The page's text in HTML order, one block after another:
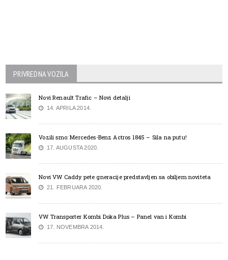
PRIVREDNA VOZILA
Novi Renault Trafic – Novi detalji
14. APRILA 2014.
Vozili smo: Mercedes-Benz Actros 1845 – Sila na putu!
17. AUGUSTA 2020.
Novi VW Caddy pete gneracije predstavljen sa obiljem noviteta
21. FEBRUARA 2020.
VW Transporter Kombi Doka Plus – Panel van i Kombi
17. NOVEMBRA 2014.